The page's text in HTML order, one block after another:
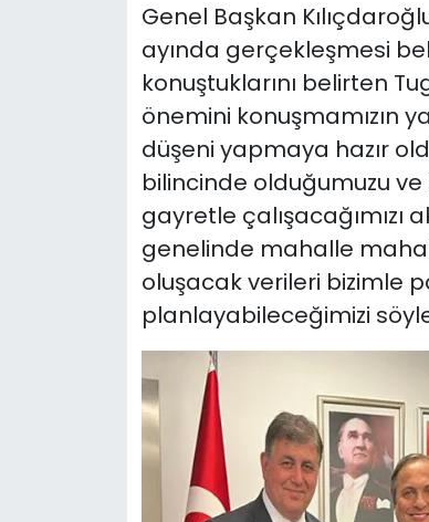
Genel Başkan
ayında gerçekleşmesi
konuştuklarını belirten
önemini konuşmamızın
düşeni yapmaya hazır
bilincinde olduğumuzu ve
gayretle çalışacağımızı
genelinde mahalle
oluşacak verileri bizimle
planlayabileceğimizi
YEREL POLİTİKA
YEREL YÖNETİMLER